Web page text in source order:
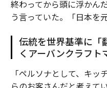
終わってから頭に浮かん
う言っていた。「日本を
伝統を世界基準に「
くアーバンクラフト
「ペルソナとして、キ